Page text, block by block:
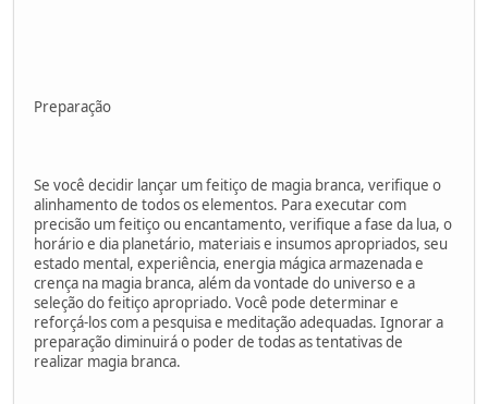
Preparação
Se você decidir lançar um feitiço de magia branca, verifique o
alinhamento de todos os elementos. Para executar com
precisão um feitiço ou encantamento, verifique a fase da lua, o
horário e dia planetário, materiais e insumos apropriados, seu
estado mental, experiência, energia mágica armazenada e
crença na magia branca, além da vontade do universo e a
seleção do feitiço apropriado. Você pode determinar e
reforçá-los com a pesquisa e meditação adequadas. Ignorar a
preparação diminuirá o poder de todas as tentativas de
realizar magia branca.